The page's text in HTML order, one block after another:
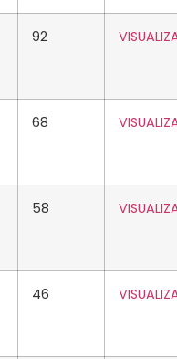
92
68
58
46